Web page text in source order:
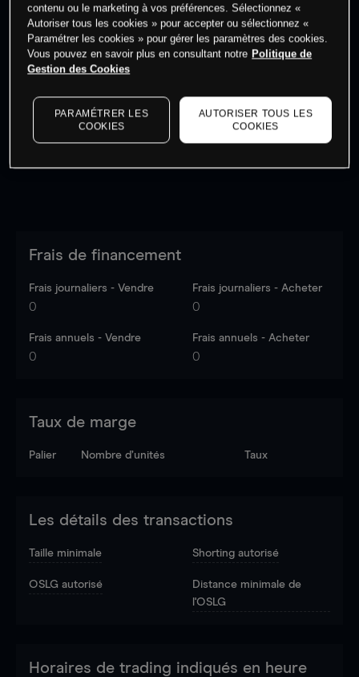
Les prix sont indicatifs.
dernières données du marché.Log into see latest
market data
Frais de financement
Frais journaliers - Vendre
0
Frais journaliers - Acheter
0
Frais annuels - Vendre
0
Frais annuels - Acheter
0
Taux de marge
Palier Nombre d’unités Taux
Les détails des transactions
Taille minimale Shorting autorisé
OSLG autorisé
Distance minimale de
l'OSLG
Horaires de trading indiqués en heure
contenu ou le marketing à vos préférences. Sélectionnez «
Autoriser tous les cookies » pour accepter ou sélectionnez «
Paramétrer les cookies » pour gérer les paramètres des cookies.
Vous pouvez en savoir plus en consultant notre Politique de
Gestion des Cookies
PARAMÉTRER LES
COOKIES
AUTORISER TOUS LES
COOKIES